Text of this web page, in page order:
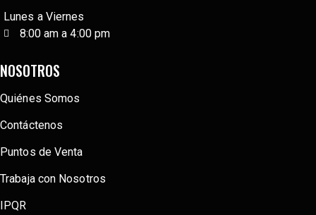
Lunes a Viernes
8:00 am a 4:00 pm
NOSOTROS
Quiénes Somos
Contáctenos
Puntos de Venta
Trabaja con Nosotros
IPQR